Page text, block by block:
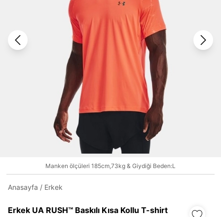
Şifremi Unuttum
Under Armour'da yeni misiniz? Kayıt Ol
Üye Olmadan Devam Et
Manken ölçüleri 185cm,73kg & Giydiği Beden:L
Anasayfa / Erkek
Erkek UA RUSH™ Baskılı Kısa Kollu T-shirt
Giriş Sayfasına Dön
Zaten hesabın var mı? Giriş yap
Kolay iade ve değişim.